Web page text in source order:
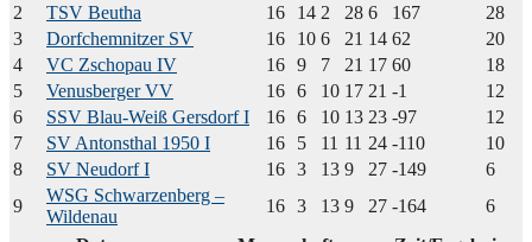
2
TSV Beutha 16 14 2 28 6 167
28
3
Dorfchemnitzer SV 16 10 6 21 14 62
20
4
VC Zschopau IV 16 9 7 21 17 60
18
5
Venusberger VV 16 6 10 17 21 -1
12
6
SSV Blau-Weiß Gersdorf I 16 6 10 13 23 -97
12
7
SV Antonsthal 1950 I 16 5 11 11 24 -110
10
8
SV Neudorf I 16 3 13 9 27 -149
6
9
WSG Schwarzenberg –
Wildenau
16 3 13 9 27 -164
6